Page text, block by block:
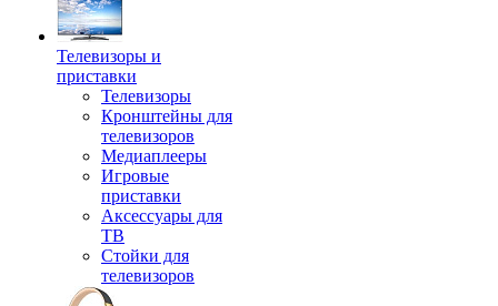
Телевизоры и
приставки
Телевизоры
Кронштейны для
телевизоров
Медиаплееры
Игровые
приставки
Аксессуары для
ТВ
Стойки для
телевизоров